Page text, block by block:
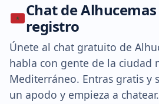
Chat de
registro
Únete al chat gratuito de
habla con gente de la ciudad
Mediterráneo. Entras gratis y
un apodo y empieza a chatear.